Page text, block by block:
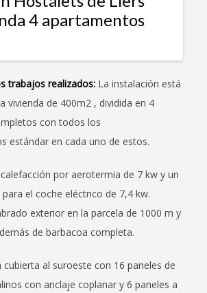
4 apartamentos
trabajos realizados: La instalación está
vivienda de 400m2 , dividida en 4
con todos los
estándar en cada uno de estos.
por aerotermia de 7 kw y un
el coche eléctrico de 7,4 kw.
exterior en la parcela de 1000 m y
de barbacoa completa.
cubierta al suroeste con 16 paneles de
con anclaje coplanar y 6 paneles a